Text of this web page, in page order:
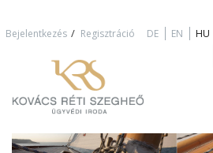
Bejelentkezés / Regisztráció DE EN HU